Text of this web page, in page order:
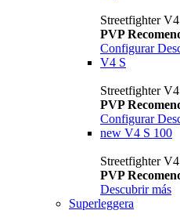
Streetfighter V4
PVP
Configurar
V4 S
Streetfighter
PVP
Configurar
new V4 S 100
Streetfighter
PVP
Descubrir más
Superleggera